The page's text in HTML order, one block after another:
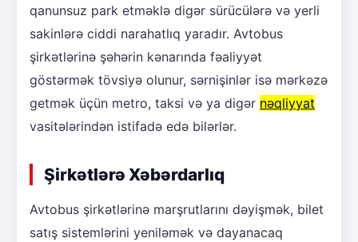
qanunsuz park etməklə digər sürücülərə və yerli
sakinlərə ciddi narahatlıq yaradır. Avtobus
şirkətlərinə şəhərin kənarında fəaliyyət
göstərmək tövsiyə olunur, sərnişinlər isə mərkəzə
getmək üçün metro, taksi və ya digər nəqliyyat
vasitələrindən istifadə edə bilərlər.
Şirkətlərə Xəbərdarlıq
Avtobus şirkətlərinə marşrutlarını dəyişmək, bilet
satış sistemlərini yeniləmək və dayanacaq